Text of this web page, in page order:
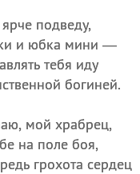
подведу,
и юбка мини —
тебя иду
богиней.
мой храбрец,
на поле боя,
грохота сердец